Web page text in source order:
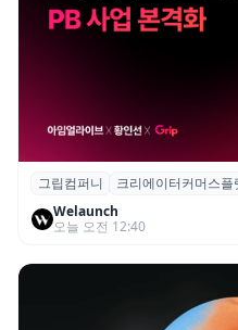
그립, 크리에이터·
진행...첫 콜라보 2시
그립컴퍼니 크리에이터커머스플
Welaunch
오늘 오전 12:40